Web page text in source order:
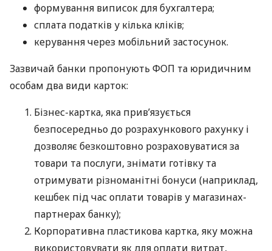
формування виписок для бухгалтера;
сплата податків у кілька кліків;
керування через мобільний застосунок.
Зазвичай банки пропонують ФОП та юридичним
особам два види карток:
Бізнес-картка, яка прив’язується
безпосередньо до розрахункового рахунку і
дозволяє безкоштовно розраховуватися за
товари та послуги, знімати готівку та
отримувати різноманітні бонуси (наприклад,
кешбек під час оплати товарів у магазинах-
партнерах банку);
Корпоративна пластикова картка, яку можна
використовувати як для оплати витрат,